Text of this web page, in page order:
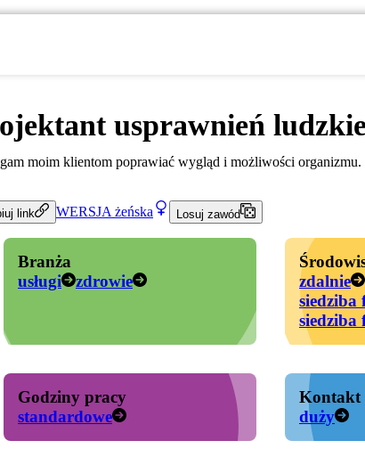
usprawnień
moim klientom poprawiać wygląd i możliwości organizmu.
link WERSJA żeńska Losuj zawód
Branża
usługi
zdrowie
zdalnie
siedziba
Godziny pracy
standardowe
Kontakt
duży